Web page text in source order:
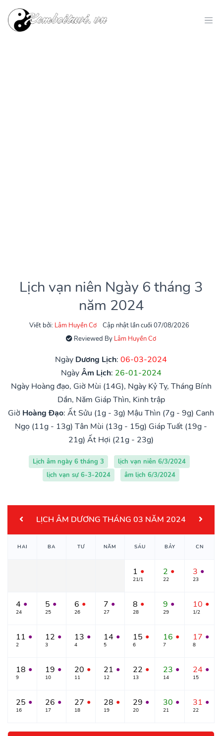
Lịch vạn niên Ngày 6 tháng 3
năm 2024
Viết bởi: Lâm Huyền Cơ
Cập nhật lần cuối 07/08/2026
Reviewed By Lâm Huyền Cơ
Ngày Dương Lịch: 06-03-2024
NgàyÂm Lịch: 26-01-2024
Ngày Hoàng đạo, Giờ Mùi (14G), Ngày Kỷ Tỵ, Tháng Bính
Dần, Năm Giáp Thìn, Kinh trập
Giờ Hoàng Đạo: Ất Sửu (1g - 3g) Mậu Thìn (7g - 9g) Canh
Ngọ (11g - 13g) Tân Mùi (13g - 15g) Giáp Tuất (19g -
21g) Ất Hợi (21g - 23g)
Lịch âm ngày 6 tháng 3
lịch vạn niên 6/3/2024
lịch vạn sự 6-3-2024
âm lịch 6/3/2024
LỊCH ÂM DƯƠNG THÁNG 03 NĂM 2024
HAI BA TƯ NĂM SÁU BẢY CN
1 ●
21/1
2 ●
22
3 ●
23
4 ●
24
5 ●
25
6 ●
26
7 ●
27
8 ●
28
9 ●
29
10 ●
1/2
11 ●
2
12 ●
3
13 ●
4
14 ●
5
15 ●
6
16 ●
7
17 ●
8
18 ●
9
19 ●
10
20 ●
11
21 ●
12
22 ●
13
23 ●
14
24 ●
15
25 ●
16
26 ●
17
27 ●
18
28 ●
19
29 ●
20
30 ●
21
31 ●
22